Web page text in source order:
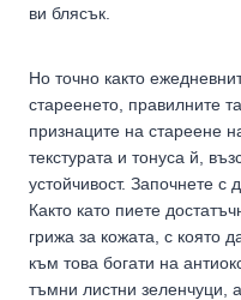
ви блясък.
Но точно както
стареенето, правилните
признаците на стареене
текстурата и тонуса й,
устойчивост. Започнете с
Както като пиете
грижа за кожата, с която
към това богати на
тъмни листни зеленчуци,